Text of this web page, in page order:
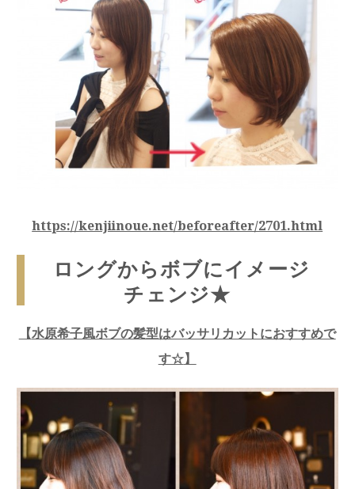
https://kenjiinoue.net/beforeafter/2701.html
ロングからボブにイメージ
チェンジ★
【水原希子風ボブの髪型はバッサリカットにおすすめで
す☆】